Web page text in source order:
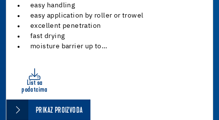
easy handling
easy application by roller or trowel
excellent penetration
fast drying
moisture barrier up to…
List sa
podatcima
PRIKAZ PROIZVODA